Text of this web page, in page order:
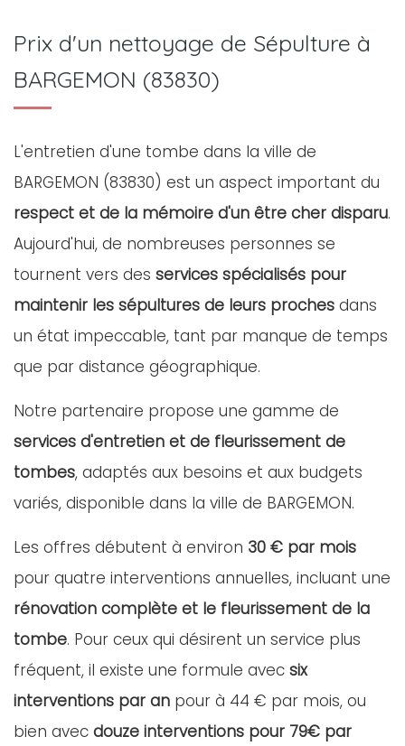
Prix d'un nettoyage de Sépulture à
BARGEMON (83830)
L'entretien d'une tombe dans la ville de
BARGEMON (83830) est un aspect important du
respect et de la mémoire d'un être cher disparu.
Aujourd'hui, de nombreuses personnes se
tournent vers des services spécialisés pour
maintenir les sépultures de leurs proches dans
un état impeccable, tant par manque de temps
que par distance géographique.
Notre partenaire propose une gamme de
services d'entretien et de fleurissement de
tombes, adaptés aux besoins et aux budgets
variés, disponible dans la ville de BARGEMON.
Les offres débutent à environ 30 € par mois
pour quatre interventions annuelles, incluant une
rénovation complète et le fleurissement de la
tombe. Pour ceux qui désirent un service plus
fréquent, il existe une formule avec six
interventions par an pour à 44 € par mois, ou
bien avec douze interventions pour 79€ par